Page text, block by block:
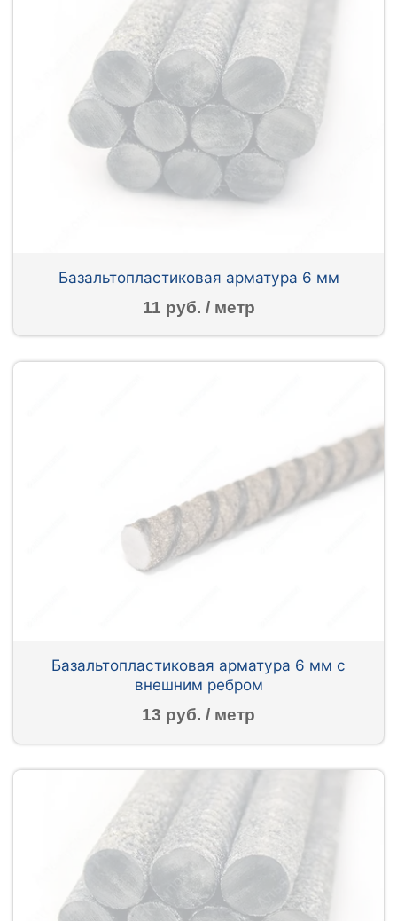
Базальтопластиковая арматура 6 мм
11 руб. / метр
Базальтопластиковая арматура 6 мм с
внешним ребром
13 руб. / метр